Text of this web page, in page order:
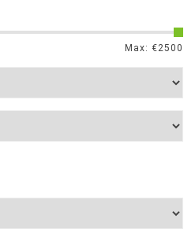
Max: €2500